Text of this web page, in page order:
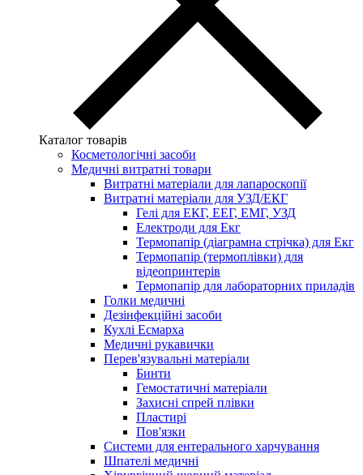
Каталог товарів
Косметологічні засоби
Медичні витратні товари
Витратні матеріали для лапароскопії
Витратні матеріали для УЗД/ЕКГ
Гелі для ЕКГ, ЕЕГ, ЕМГ, УЗД
Електроди для Екг
Термопапір (діаграмна стрічка) для Екг
Термопапір (термоплівки) для
відеопринтерів
Термопапір для лабораторних приладів
Голки медичні
Дезінфекційні засоби
Кухлі Есмарха
Медичні рукавички
Перев'язувальні матеріали
Бинти
Гемостатичні матеріали
Захисні спрей плівки
Пластирі
Пов'язки
Системи для ентерального харчування
Шпателі медичні